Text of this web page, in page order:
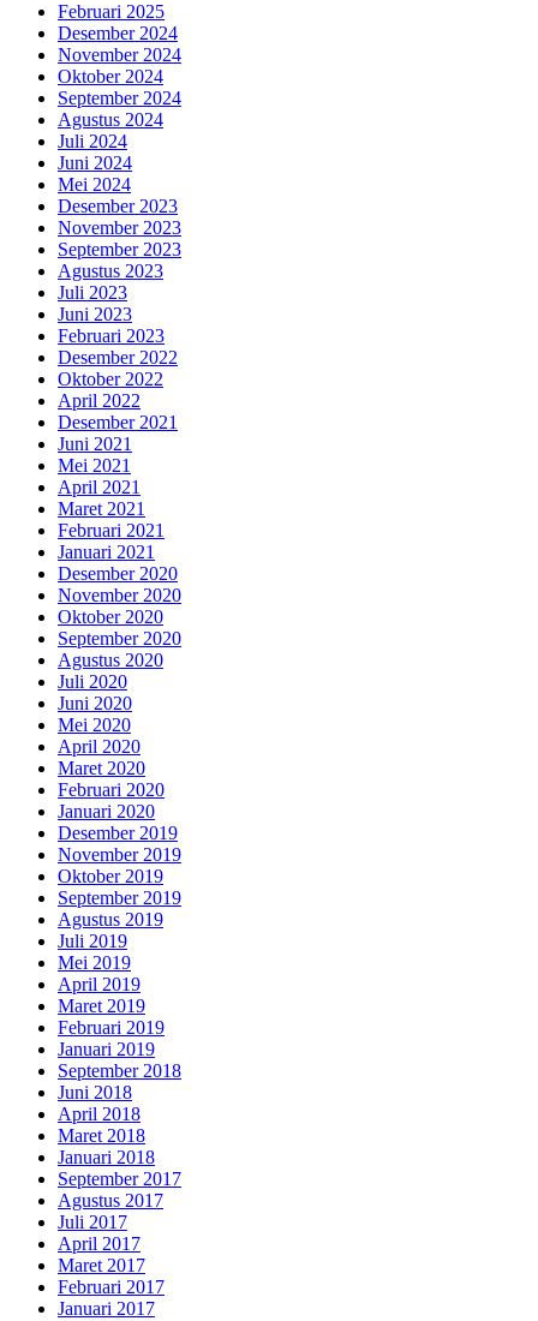
Februari 2025
Desember 2024
November 2024
Oktober 2024
September 2024
Agustus 2024
Juli 2024
Juni 2024
Mei 2024
Desember 2023
November 2023
September 2023
Agustus 2023
Juli 2023
Juni 2023
Februari 2023
Desember 2022
Oktober 2022
April 2022
Desember 2021
Juni 2021
Mei 2021
April 2021
Maret 2021
Februari 2021
Januari 2021
Desember 2020
November 2020
Oktober 2020
September 2020
Agustus 2020
Juli 2020
Juni 2020
Mei 2020
April 2020
Maret 2020
Februari 2020
Januari 2020
Desember 2019
November 2019
Oktober 2019
September 2019
Agustus 2019
Juli 2019
Mei 2019
April 2019
Maret 2019
Februari 2019
Januari 2019
September 2018
Juni 2018
April 2018
Maret 2018
Januari 2018
September 2017
Agustus 2017
Juli 2017
April 2017
Maret 2017
Februari 2017
Januari 2017